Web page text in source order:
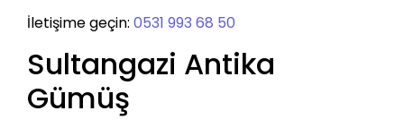
İletişime geçin: 0531 993 68 50
Sultangazi Antika
Gümüş